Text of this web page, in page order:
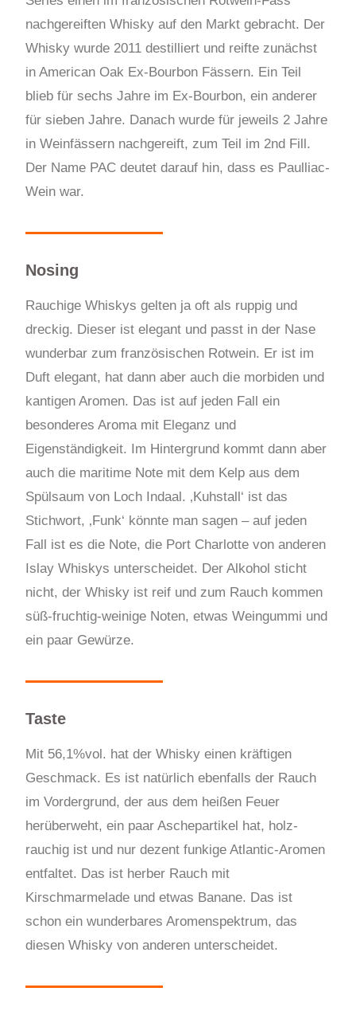
nachgereiften Whisky auf den Markt gebracht. Der
Whisky wurde 2011 destilliert und reifte zunächst
in American Oak Ex-Bourbon Fässern. Ein Teil
blieb für sechs Jahre im Ex-Bourbon, ein anderer
für sieben Jahre. Danach wurde für jeweils 2 Jahre
in Weinfässern nachgereift, zum Teil im 2nd Fill.
Der Name PAC deutet darauf hin, dass es Paulliac-
Wein war.
Nosing
Rauchige Whiskys gelten ja oft als ruppig und
dreckig. Dieser ist elegant und passt in der Nase
wunderbar zum französischen Rotwein. Er ist im
Duft elegant, hat dann aber auch die morbiden und
kantigen Aromen. Das ist auf jeden Fall ein
besonderes Aroma mit Eleganz und
Eigenständigkeit. Im Hintergrund kommt dann aber
auch die maritime Note mit dem Kelp aus dem
Spülsaum von Loch Indaal. ‚Kuhstall‘ ist das
Stichwort, ‚Funk‘ könnte man sagen – auf jeden
Fall ist es die Note, die Port Charlotte von anderen
Islay Whiskys unterscheidet. Der Alkohol sticht
nicht, der Whisky ist reif und zum Rauch kommen
süß-fruchtig-weinige Noten, etwas Weingummi und
ein paar Gewürze.
Taste
Mit 56,1%vol. hat der Whisky einen kräftigen
Geschmack. Es ist natürlich ebenfalls der Rauch
im Vordergrund, der aus dem heißen Feuer
herüberweht, ein paar Aschepartikel hat, holz-
rauchig ist und nur dezent funkige Atlantic-Aromen
entfaltet. Das ist herber Rauch mit
Kirschmarmelade und etwas Banane. Das ist
schon ein wunderbares Aromenspektrum, das
diesen Whisky von anderen unterscheidet.